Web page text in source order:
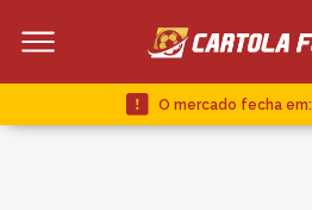
O mercado fecha em: